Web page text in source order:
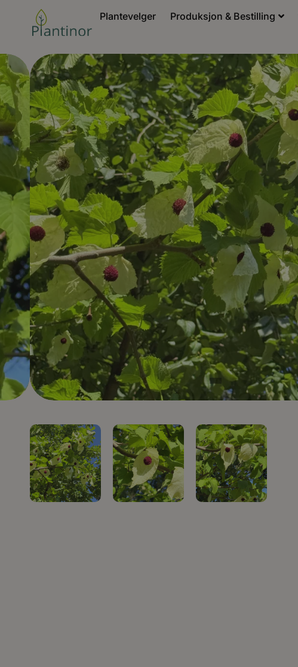
Plantevelger Produksjon & Bestilling